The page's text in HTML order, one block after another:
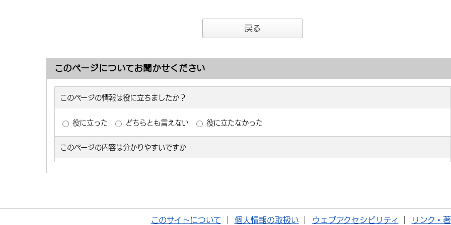
戻る
このページについてお聞かせください
このサイトについて 個人情報の取扱い ウェブアクセシビリティ リンク・